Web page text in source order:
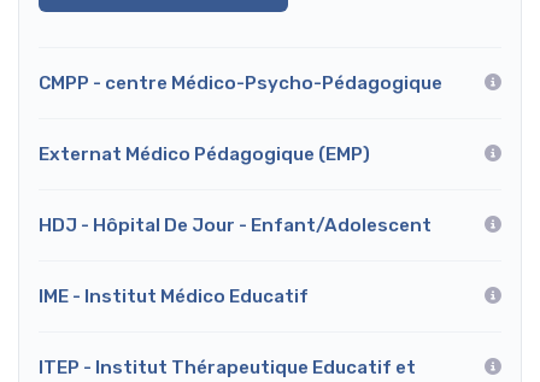
CMPP - centre Médico-Psycho-Pédagogique
Externat Médico Pédagogique (EMP)
HDJ - Hôpital De Jour - Enfant/Adolescent
IME - Institut Médico Educatif
ITEP - Institut Thérapeutique Educatif et